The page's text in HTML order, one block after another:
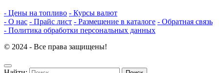
- Цены на топливо - Курсы валют
- О нас - Прайс лист - Размещение в каталоге - Обратная связь
- Политика обработки персональных данных
© 2024 - Все права защищены!